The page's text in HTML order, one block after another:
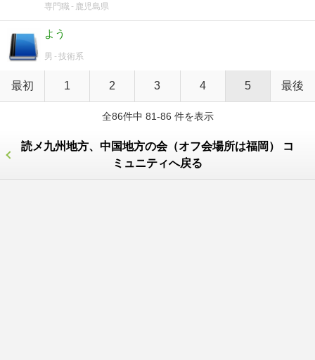
専門職 鹿児島県
よう
男 技術系
最初 1 2 3 4 5 最後
全86件中 81-86 件を表示
読メ九州地方、中国地方の会（オフ会場所は福岡） コ
ミュニティへ戻る